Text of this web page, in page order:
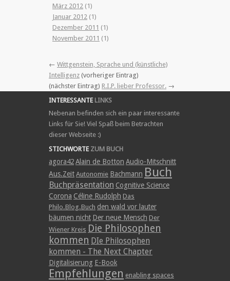
März 2012 (1)
Januar 2012 (1)
Dezember 2011 (1)
November 2011 (1)
← Wittgenstein, Sprache und (künstliche)
Intelligenz (vorheriger Eintrag)
(nächster Eintrag) R.I.P. lieber Professor. →
INTERESSANTELINKS
Nebenan befinden sich ein paar interessante
Links für Sie! Viel Spaß beim Betrachten
dieser Webseite :)
STICHWORTEZUM BUCH
agora42Alain de Botton Audio-Mitschnitt
Aus.Zeit Autonomie Bachmann Buch
Buchpräsentation Cognitive Science
Corona Céline Rudolph Das
Philo.Blog.Buch den wald vor lauter
bäumen nicht Der neue Mensch Der
Wiener Kreis Die Philosophen
kommen DIe Philosophen
kommen - The Next Chapter
Digitalisierung E-Book
Empfehlungen enabling spaces